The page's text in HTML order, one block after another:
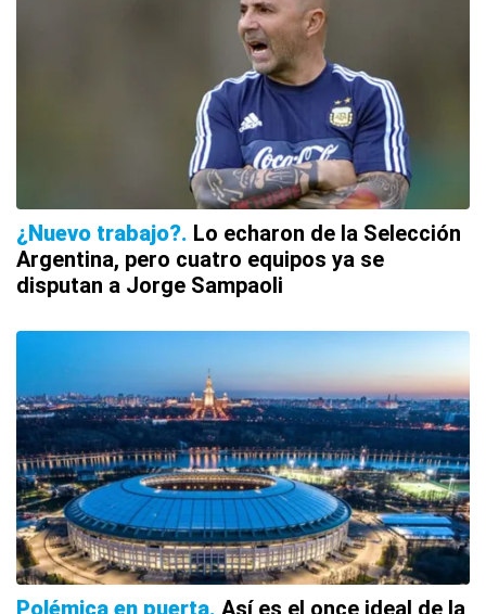
¿Nuevo trabajo? Lo echaron de la Selección
Argentina, pero cuatro equipos ya se
disputan a Jorge Sampaoli